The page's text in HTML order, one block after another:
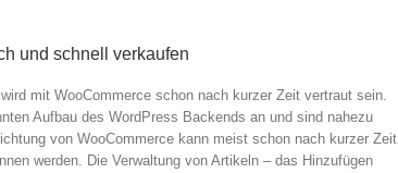
und schnell verkaufen
mit WooCommerce schon nach kurzer Zeit vertraut sein.
Aufbau des WordPress Backends an und sind nahezu
von WooCommerce kann meist schon nach kurzer Zeit
werden. Die Verwaltung von Artikeln – das Hinzufügen